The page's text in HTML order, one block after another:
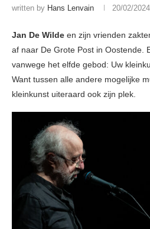
written by Hans Lenvain 20/02/2024
Jan De Wilde en zijn vrienden
af naar De Grote Post in Oostende.
vanwege het elfde gebod: Uw
Want tussen alle andere mogelijke
kleinkunst uiteraard ook zijn plek.